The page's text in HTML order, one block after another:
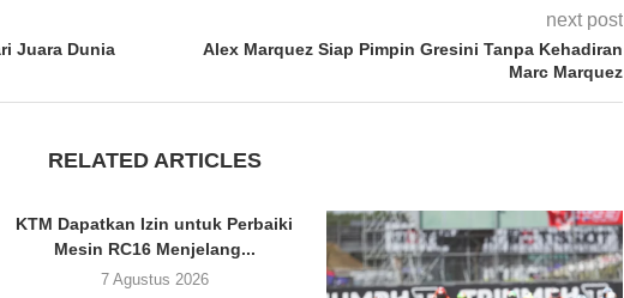
Juara Dunia
next post
Alex Marquez Siap Pimpin Gresini Tanpa Kehadiran
Marc Marquez
RELATED ARTICLES
KTM Dapatkan Izin untuk Perbaiki
Mesin RC16 Menjelang...
7 Agustus 2026